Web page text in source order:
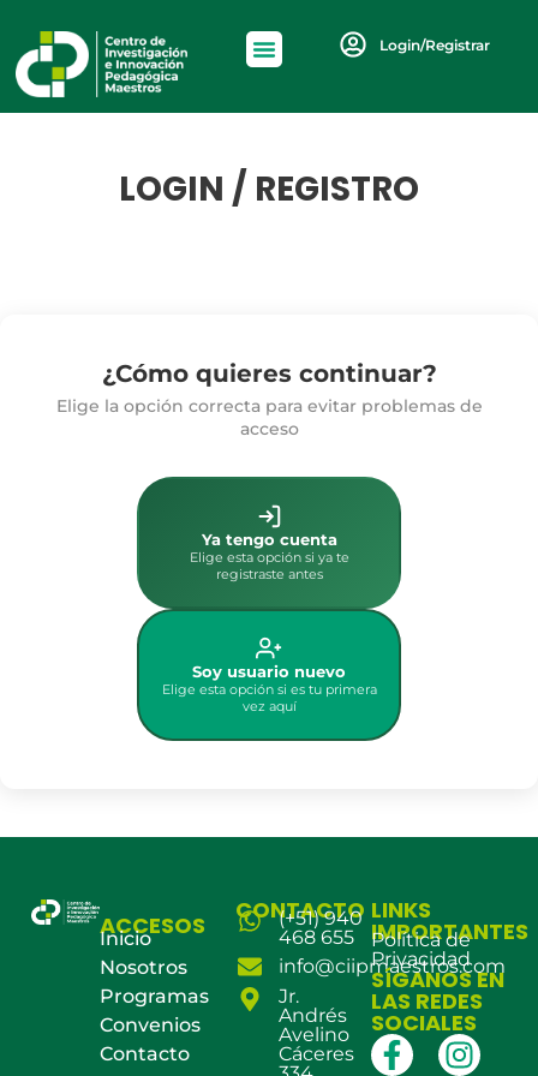
Login/Registrar
LOGIN / REGISTRO
¿Cómo quieres continuar?
Elige la opción correcta para evitar problemas de
acceso
Ya tengo cuenta
Elige esta opción si ya te
registraste antes
Soy usuario nuevo
Elige esta opción si es tu primera
vez aquí
ACCESOS
Inicio
Nosotros
Programas
Convenios
Contacto
CONTACTO
(+51) 940
468 655
info@ciipmaestros.com
Jr.
Andrés
Avelino
Cáceres
LINKS
IMPORTANTES
Política de
Privacidad
SÍGANOS EN
LAS REDES
SOCIALES